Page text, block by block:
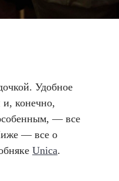
Удобное
и, конечно,
— все
— все о
Unica.